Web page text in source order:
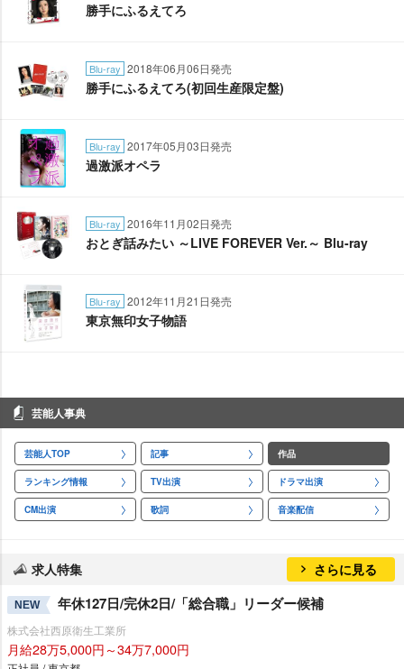
勝手にふるえてろ
Blu-ray 2018年06月06日発売
勝手にふるえてろ(初回生産限定盤)
Blu-ray 2017年05月03日発売
過激派オペラ
Blu-ray 2016年11月02日発売
おとぎ話みたい ～LIVE FOREVER Ver.～ Blu-ray
Blu-ray 2012年11月21日発売
東京無印女子物語
芸能人事典
芸能人TOP 記事 作品
ランキング情報 TV出演 ドラマ出演
CM出演 歌詞 音楽配信
求人特集 さらに見る
NEW 年休127日/完休2日/「総合職」リーダー候補
株式会社西原衛生工業所
月給28万5,000円～34万7,000円